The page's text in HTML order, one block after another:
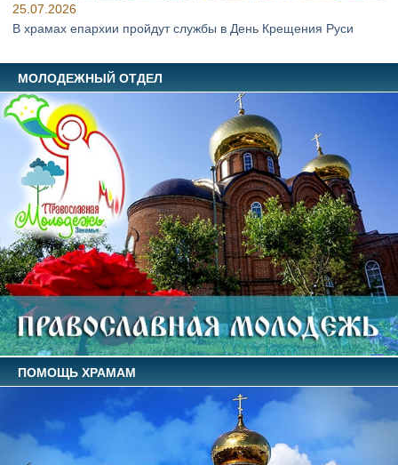
25.07.2026
В храмах епархии пройдут службы в День Крещения Руси
МОЛОДЕЖНЫЙ ОТДЕЛ
ПОМОЩЬ ХРАМАМ